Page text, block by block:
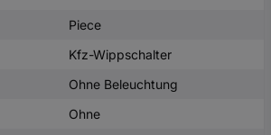
Piece
Kfz-Wippschalter
Ohne Beleuchtung
Ohne